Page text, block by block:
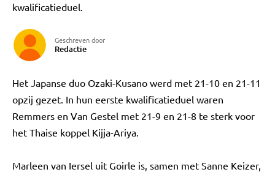
kwalificatieduel.
Geschreven door
Redactie
Het Japanse duo Ozaki-Kusano werd met 21-10 en 21-11
opzij gezet. In hun eerste kwalificatieduel waren
Remmers en Van Gestel met 21-9 en 21-8 te sterk voor
het Thaise koppel Kijja-Ariya.
Marleen van Iersel uit Goirle is, samen met Sanne Keizer,